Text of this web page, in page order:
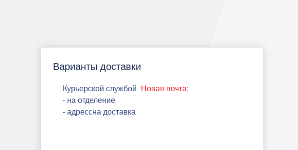
Варианты доставки
Курьерской службой
Новая почта:
- на отделение
- адрессна доставка